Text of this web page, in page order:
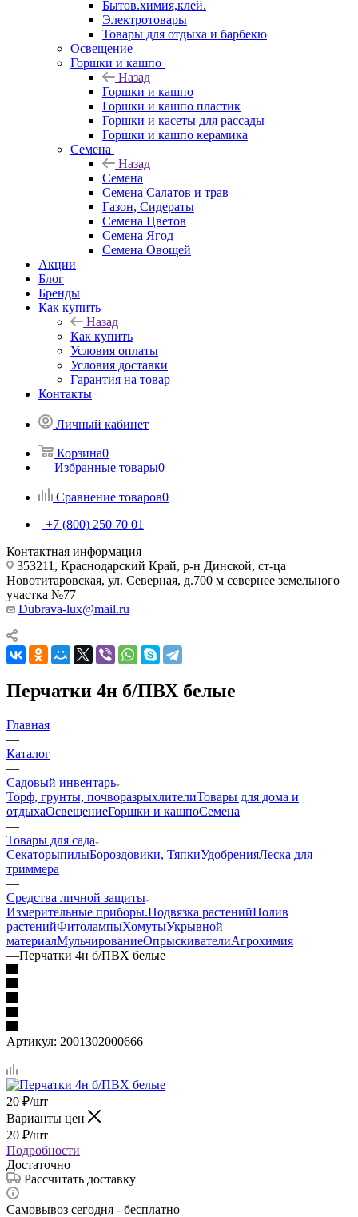
Бытов.химия,клей.
Электротовары
Товары для отдыха и барбекю
Освещение
Горшки и кашпо
Назад
Горшки и кашпо
Горшки и кашпо пластик
Горшки и касеты для рассады
Горшки и кашпо керамика
Семена
Назад
Семена
Семена Салатов и трав
Газон, Сидераты
Семена Цветов
Семена Ягод
Семена Овощей
Акции
Блог
Бренды
Как купить
Назад
Как купить
Условия оплаты
Условия доставки
Гарантия на товар
Контакты
Личный кабинет
Корзина0
Избранные товары0
Сравнение товаров0
+7 (800) 250 70 01
Контактная информация
353211, Краснодарский Край, р-н Динской, ст-ца
Новотитаровская, ул. Северная, д.700 м севернее земельного
участка №77
Dubrava-lux@mail.ru
Перчатки 4н б/ПВХ белые
Главная
—
Каталог
—
Садовый инвентарь
Торф, грунты, почворазрыхлителиТовары для дома и
отдыхаОсвещениеГоршки и кашпоСемена
—
Товары для сада
СекаторыпилыБороздовики, ТяпкиУдобренияЛеска для
триммера
—
Средства личной защиты
Измерительные приборы.Подвязка растенийПолив
растенийФитолампыХомутыУкрывной
материалМульчированиеОпрыскивателиАгрохимия
—Перчатки 4н б/ПВХ белые
Артикул: 2001302000666
20 ₽/шт
Варианты цен
20 ₽/шт
Подробности
Достаточно
Рассчитать доставку
Самовывоз сегодня - бесплатно